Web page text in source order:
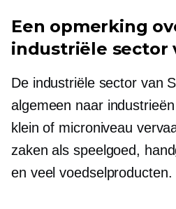
Een opmerking
industriële sector
De industriële sector van
algemeen naar
klein of microniveau
zaken als speelgoed,
en veel voedselproducten.